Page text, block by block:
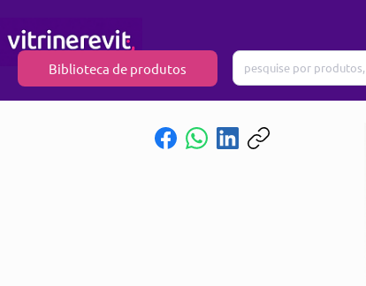
Biblioteca de produtos